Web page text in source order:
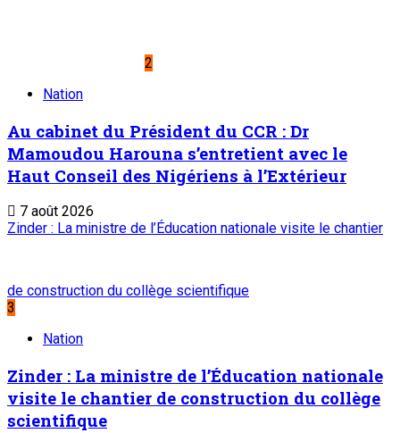
2
Nation
Au cabinet du Président du CCR : Dr
Mamoudou Harouna s’entretient avec le
Haut Conseil des Nigériens à l’Extérieur
7 août 2026
Zinder : La ministre de l’Éducation nationale visite le chantier
de construction du collège scientifique
3
Nation
Zinder : La ministre de l’Éducation nationale
visite le chantier de construction du collège
scientifique